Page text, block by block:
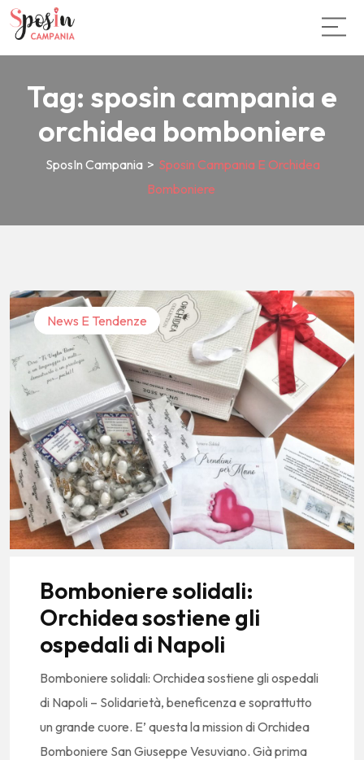
Tag: sposin campania e
orchidea bomboniere
SposIn Campania > Sposin Campania E Orchidea
Bomboniere
News E Tendenze
Bomboniere solidali:
Orchidea sostiene gli
ospedali di Napoli
Bomboniere solidali: Orchidea sostiene gli ospedali
di Napoli – Solidarietà, beneficenza e soprattutto
un grande cuore. E’ questa la mission di Orchidea
Bomboniere San Giuseppe Vesuviano. Già prima